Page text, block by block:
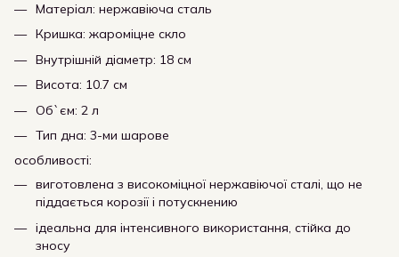
Матеріал: нержавіюча сталь
Кришка: жароміцне скло
Внутрішній діаметр: 18 см
Висота: 10.7 см
Об`єм: 2 л
Тип дна: 3-ми шарове
особливості:
виготовлена з високоміцної нержавіючої сталі, що не
піддається корозії і потускнению
ідеальна для інтенсивного використання, стійка до
зносу